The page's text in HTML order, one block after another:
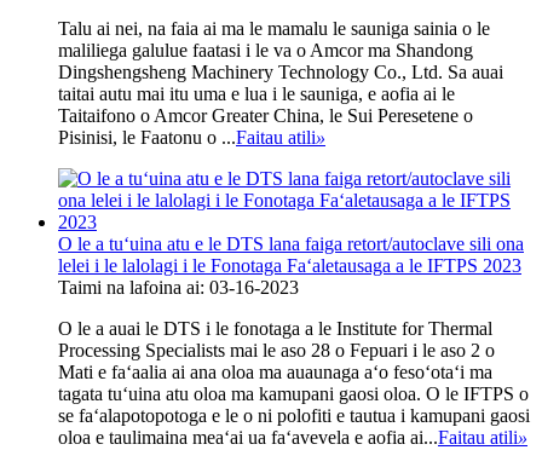
Talu ai nei, na faia ai ma le mamalu le sauniga sainia o le
maliliega galulue faatasi i le va o Amcor ma Shandong
Dingshengsheng Machinery Technology Co., Ltd. Sa auai
taitai autu mai itu uma e lua i le sauniga, e aofia ai le
Taitaifono o Amcor Greater China, le Sui Peresetene o
Pisinisi, le Faatonu o ...Faitau atili»
O le a tuʻuina atu e le DTS lana faiga retort/autoclave sili ona
lelei i le lalolagi i le Fonotaga Faʻaletausaga a le IFTPS 2023
Taimi na lafoina ai: 03-16-2023
O le a auai le DTS i le fonotaga a le Institute for Thermal
Processing Specialists mai le aso 28 o Fepuari i le aso 2 o
Mati e faʻaalia ai ana oloa ma auaunaga aʻo fesoʻotaʻi ma
tagata tuʻuina atu oloa ma kamupani gaosi oloa. O le IFTPS o
se faʻalapotopotoga e le o ni polofiti e tautua i kamupani gaosi
oloa e taulimaina meaʻai ua faʻavevela e aofia ai...Faitau atili»